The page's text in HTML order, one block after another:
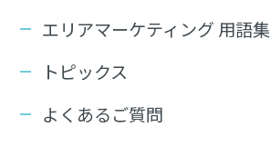
エリアマーケティング 用語集
トピックス
よくあるご質問